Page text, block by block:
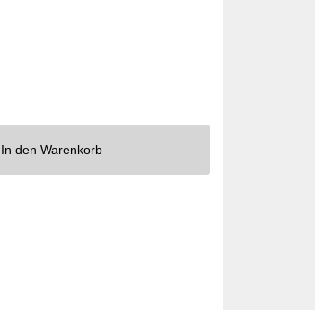
In den Warenkorb